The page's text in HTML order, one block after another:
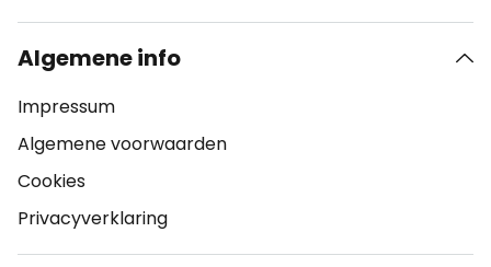
Algemene info
Impressum
Algemene voorwaarden
Cookies
Privacyverklaring